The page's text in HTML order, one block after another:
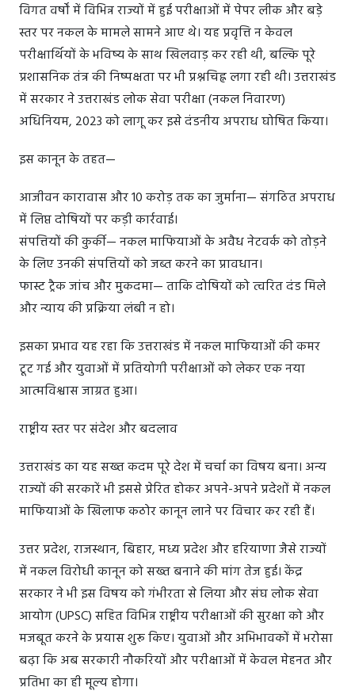
विगत वर्षों में विभिन्न राज्यों में हुई परीक्षाओं में पेपर लीक और बड़े
स्तर पर नकल के मामले सामने आए थे। यह प्रवृत्ति न केवल
परीक्षार्थियों के भविष्य के साथ खिलवाड़ कर रही थी, बल्कि पूरे
प्रशासनिक तंत्र की निष्पक्षता पर भी प्रश्नचिह्न लगा रही थी। उत्तराखंड
में सरकार ने उत्तराखंड लोक सेवा परीक्षा (नकल निवारण)
अधिनियम, 2023 को लागू कर इसे दंडनीय अपराध घोषित किया।
इस कानून के तहत—
आजीवन कारावास और 10 करोड़ तक का जुर्माना— संगठित अपराध
में लिप्त दोषियों पर कड़ी कार्रवाई।
संपत्तियों की कुर्की— नकल माफियाओं के अवैध नेटवर्क को तोड़ने
के लिए उनकी संपत्तियों को जब्त करने का प्रावधान।
फास्ट ट्रैक जांच और मुकदमा— ताकि दोषियों को त्वरित दंड मिले
और न्याय की प्रक्रिया लंबी न हो।
इसका प्रभाव यह रहा कि उत्तराखंड में नकल माफियाओं की कमर
टूट गई और युवाओं में प्रतियोगी परीक्षाओं को लेकर एक नया
आत्मविश्वास जाग्रत हुआ।
राष्ट्रीय स्तर पर संदेश और बदलाव
उत्तराखंड का यह सख्त कदम पूरे देश में चर्चा का विषय बना। अन्य
राज्यों की सरकारें भी इससे प्रेरित होकर अपने-अपने प्रदेशों में नकल
माफियाओं के खिलाफ कठोर कानून लाने पर विचार कर रही हैं।
उत्तर प्रदेश, राजस्थान, बिहार, मध्य प्रदेश और हरियाणा जैसे राज्यों
में नकल विरोधी कानून को सख्त बनाने की मांग तेज हुई। केंद्र
सरकार ने भी इस विषय को गंभीरता से लिया और संघ लोक सेवा
आयोग (UPSC) सहित विभिन्न राष्ट्रीय परीक्षाओं की सुरक्षा को और
मजबूत करने के प्रयास शुरू किए। युवाओं और अभिभावकों में भरोसा
बढ़ा कि अब सरकारी नौकरियों और परीक्षाओं में केवल मेहनत और
प्रतिभा का ही मूल्य होगा।